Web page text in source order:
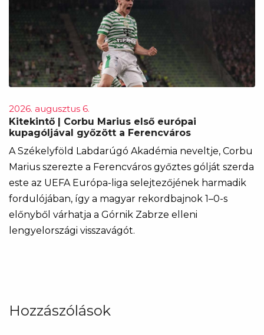
2026. augusztus 6.
Kitekintő | Corbu Marius első európai
kupagóljával győzött a Ferencváros
A Székelyföld Labdarúgó Akadémia neveltje, Corbu
Marius szerezte a Ferencváros győztes gólját szerda
este az UEFA Európa-liga selejtezőjének harmadik
fordulójában, így a magyar rekordbajnok 1–0-s
előnyből várhatja a Górnik Zabrze elleni
lengyelországi visszavágót.
Hozzászólások